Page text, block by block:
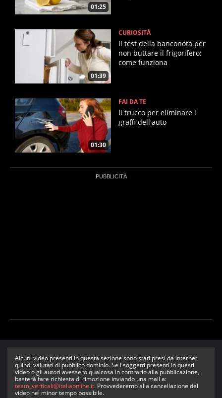
01:25
01:39
CURIOSITÀ
Il test della banconota per
non buttare il frigorifero:
come funziona
01:30
FAI DA TE
Il trucco per eliminare i
graffi dell'auto
Alcuni video presenti in questa sezione sono stati presi da internet,
quindi valutati di pubblico dominio. Se i soggetti presenti in questi
video o gli autori avessero qualcosa in contrario alla pubblicazione,
basterà fare richiesta di rimozione inviando una mail a:
team_verticali@italiaonline.it. Provvederemo alla cancellazione del
video nel minor tempo possibile.